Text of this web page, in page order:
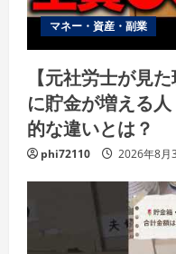
マネー・資産・副業
【元社労士が見
に貯金が増える
的な違いとは？
phi72110 2026年8月